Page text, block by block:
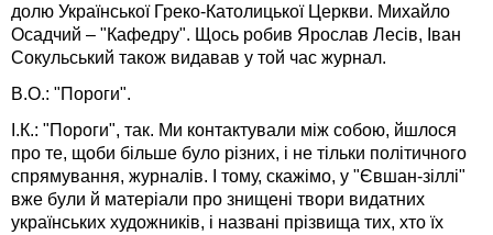
долю Української Греко-Католицької Церкви. Михайло
Осадчий – "Кафедру". Щось робив Ярослав Лесів, Іван
Сокульський також видавав у той час журнал.
В.О.: "Пороги".
І.К.: "Пороги", так. Ми контактували між собою, йшлося
про те, щоби більше було різних, і не тільки політичного
спрямування, журналів. І тому, скажімо, у "Євшан-зіллі"
вже були й матеріали про знищені твори видатних
українських художників, і названі прізвища тих, хто їх